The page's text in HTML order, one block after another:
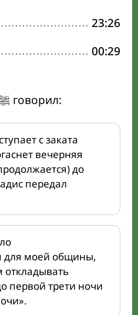
23:26
00:29
Посланник Аллаха ﷺ говорил:
с заката
вечерняя
до
передал
для моей общины,
откладывать
первой трети ночи